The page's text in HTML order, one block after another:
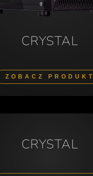
CRYSTAL
ZOBACZ PRODUKT
CRYSTAL